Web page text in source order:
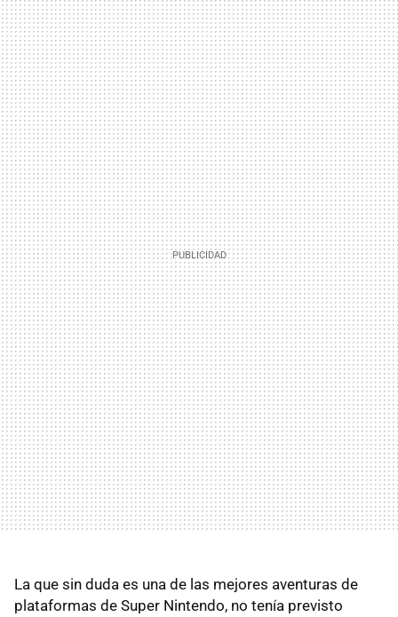
La que sin duda es una de las mejores aventuras de
plataformas de Super Nintendo, no tenía previsto